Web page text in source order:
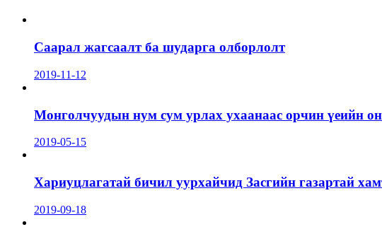
Саарал жагсаалт ба шударга олборлолт
2019-11-12
Монголчуудын нум сум урлах ухаанаас орчин үеийн
2019-05-15
Хариуцлагатай бичил уурхайчид Засгийн газартай
2019-09-18